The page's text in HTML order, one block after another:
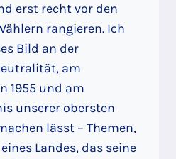
erst recht vor den
rangieren. Ich
Bild an der
am
1955 und am
unserer obersten
lässt – Themen,
Landes, das seine